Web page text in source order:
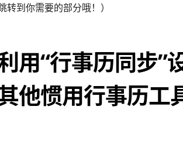
转到你需要的部分哦！）
利用“行事历同步
他惯用行事历工